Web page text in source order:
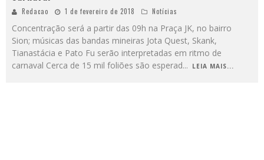
Redacao 1 de fevereiro de 2018 Notícias
Concentração será a partir das 09h na Praça JK, no bairro
Sion; músicas das bandas mineiras Jota Quest, Skank,
Tianastácia e Pato Fu serão interpretadas em ritmo de
carnaval Cerca de 15 mil foliões são esperad... LEIA MAIS...